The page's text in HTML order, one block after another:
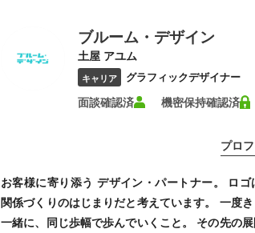
ブルーム・デザイン
土屋 アユム
キャリア グラフィックデザイナー
面談確認済 機密保持確認済
プロ
お客様に寄り添う デザイン・パートナー。 ロゴ
関係づくりのはじまりだと考えています。 一度き
一緒に、同じ歩幅で歩んでいくこと。 その先の